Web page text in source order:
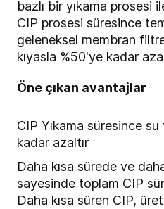
bazlı bir yıkama prosesi
CIP prosesi süresince
geleneksel membran
kıyasla %50'ye kadar
Öne çıkan avantajlar
CIP Yıkama süresince
kadar azaltır
Daha kısa sürede ve
sayesinde toplam CIP
Daha kısa süren CIP,